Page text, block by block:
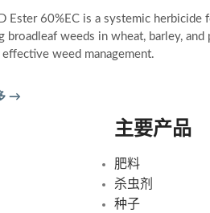
Ester 60%EC is a systemic herbicide
broadleaf weeds in wheat, barley, and
effective weed management.
→
主要产品
肥料
杀虫剂
种子